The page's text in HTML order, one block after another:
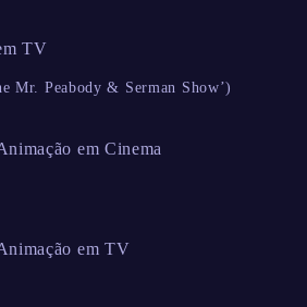
TV
Mr. Peabody & Serman Show’)
em Cinema
em TV